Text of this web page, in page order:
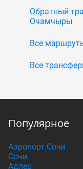
Обратный
Очамчыры
Все
Все
Популярное
Аэропорт Сочи
Сочи
Адлер